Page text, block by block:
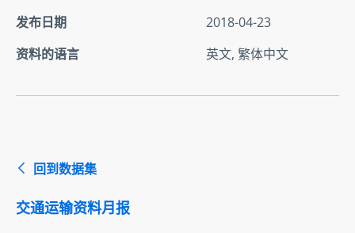
发布日期
2018-04-23
资料的语言
英文, 繁体中文
回到数据集
交通运输资料月报